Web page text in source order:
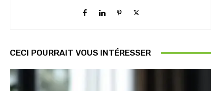
CECI POURRAIT VOUS INTÉRESSER